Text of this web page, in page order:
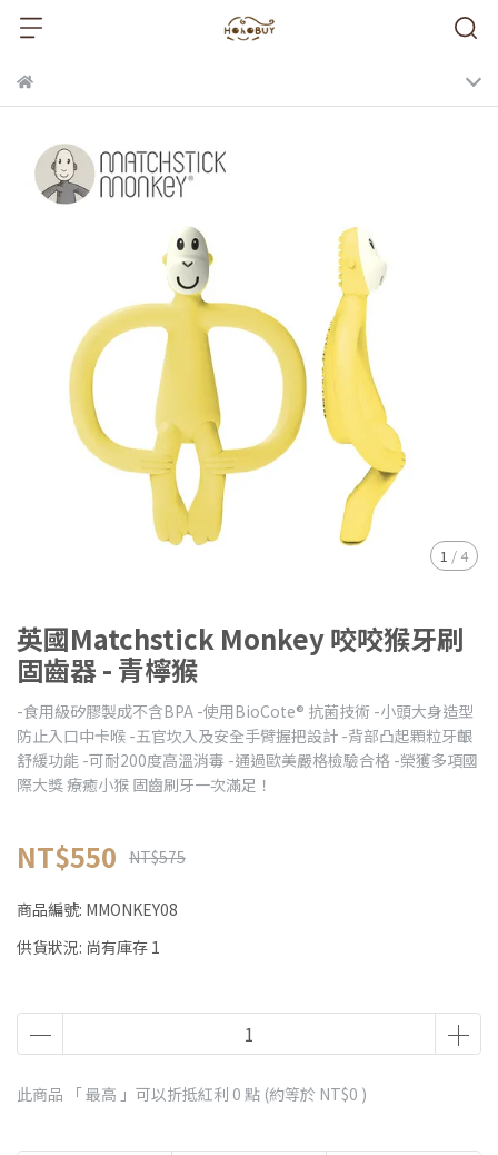
1 / 4
英國Matchstick Monkey 咬咬猴牙刷
固齒器 - 青檸猴
-食用級矽膠製成不含BPA -使用BioCote® 抗菌技術 -小頭大身造型
防止入口中卡喉 -五官坎入及安全手臂握把設計 -背部凸起顆粒牙齦
舒緩功能 -可耐200度高溫消毒 -通過歐美嚴格檢驗合格 -榮獲多項國
際大獎 療癒小猴 固齒刷牙一次滿足！
NT$550 NT$575
商品編號: MMONKEY08
供貨狀況: 尚有庫存 1
此商品 「 最高 」可以折抵紅利 0 點 (約等於 NT$0 )